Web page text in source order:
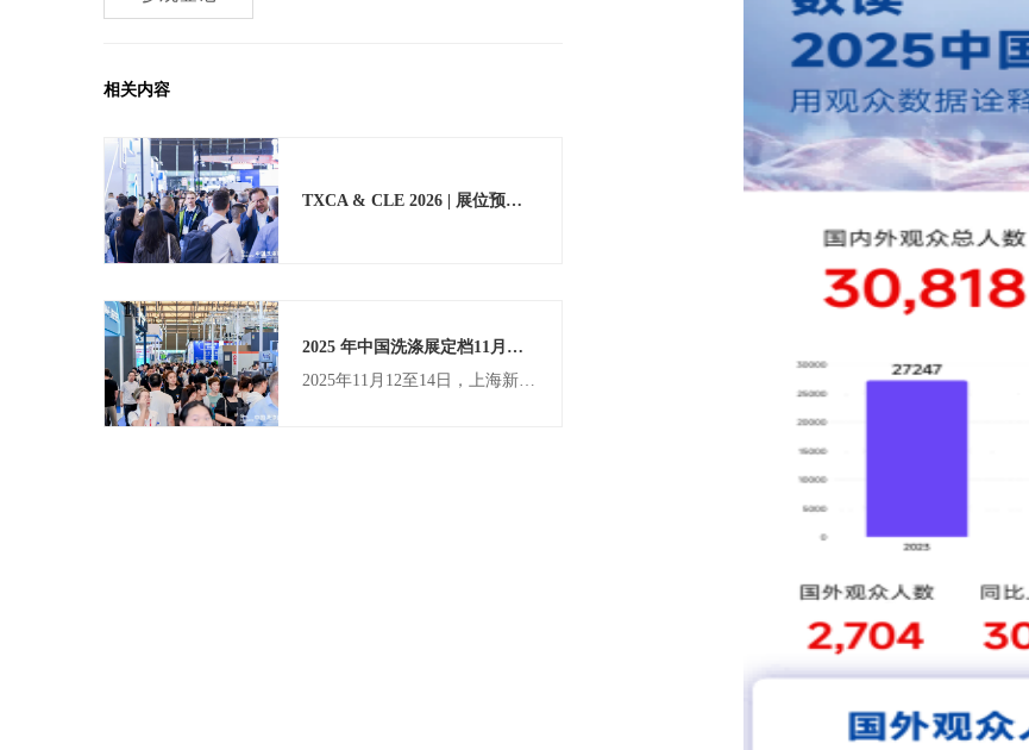
相关内容
TXCA & CLE 2026 | 展位预订率突破85%，观众预登记正式开启
2025 年中国洗涤展定档11月举办，赋能洗涤行业新质进化
2025年11月12至14日，上海新国际博览中心，相约中国洗涤展！